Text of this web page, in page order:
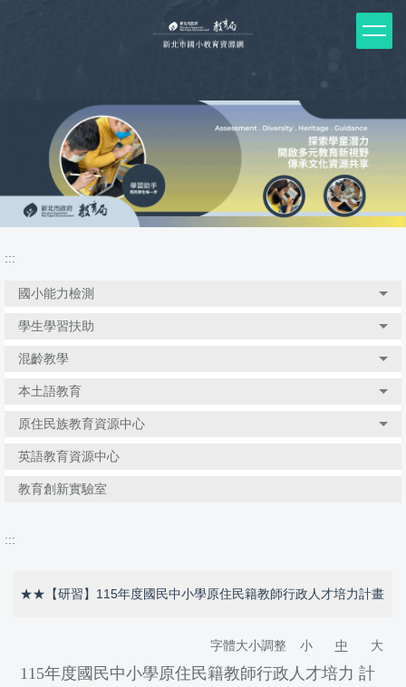
:::
國小能力檢測
學生學習扶助
混齡教學
本土語教育
原住民族教育資源中心
英語教育資源中心
教育創新實驗室
:::
★★【研習】115年度國民中小學原住民籍教師行政人才培力計畫
字體大小調整 小 中 大
115年度國民中小學原住民籍教師行政人才培力 計